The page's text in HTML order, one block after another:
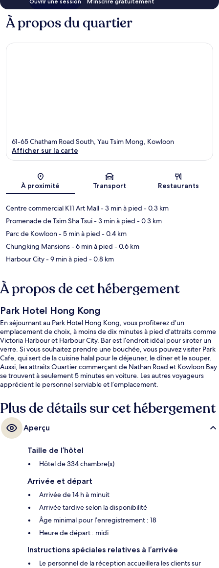
À propos du quartier
Carte
61-65 Chatham Road South, Yau Tsim Mong, Kowloon
Afficher sur la carte
À proximité Transport Restaurants
Centre commercial K11 Art Mall- 3 min à pied - 0.3 km
Promenade de Tsim Sha Tsui- 3 min à pied - 0.3 km
Parc de Kowloon- 5 min à pied - 0.4 km
Chungking Mansions- 6 min à pied - 0.6 km
Harbour City- 9 min à pied - 0.8 km
À propos de cet hébergement
Park Hotel Hong Kong
En séjournant au Park Hotel Hong Kong, vous profiterez d’un
emplacement de choix, à moins de dix minutes à pied d’attraits comme
Victoria Harbour et Harbour City. Bar est l’endroit idéal pour siroter un
verre. Si vous souhaitez prendre une bouchée, vous pouvez visiter Park
Cafe, qui sert de la cuisine halal pour le déjeuner, le dîner et le souper.
Aussi, les attraits Quartier commerçant de Nathan Road et Kowloon Bay
se trouvent à seulement 5 minutes en voiture. Les autres voyageurs
apprécient le personnel serviable et l’emplacement.
Plus de détails sur cet hébergement
Aperçu
Taille de l’hôtel
Hôtel de 334 chambre(s)
Arrivée et départ
Arrivée de 14 h à minuit
Arrivée tardive selon la disponibilité
Âge minimal pour l’enregistrement : 18
Heure de départ : midi
Instructions spéciales relatives à l’arrivée
Le personnel de la réception accueillera les clients sur